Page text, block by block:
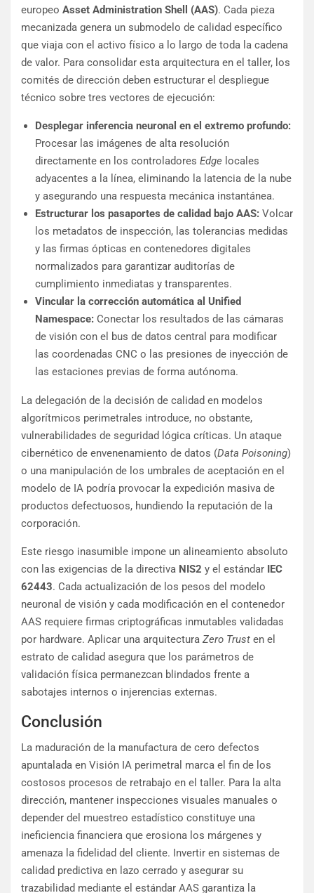
europeo Asset Administration Shell (AAS). Cada pieza
mecanizada genera un submodelo de calidad específico
que viaja con el activo físico a lo largo de toda la cadena
de valor. Para consolidar esta arquitectura en el taller, los
comités de dirección deben estructurar el despliegue
técnico sobre tres vectores de ejecución:
Desplegar inferencia neuronal en el extremo profundo:
Procesar las imágenes de alta resolución
directamente en los controladores Edge locales
adyacentes a la línea, eliminando la latencia de la nube
y asegurando una respuesta mecánica instantánea.
Estructurar los pasaportes de calidad bajo AAS: Volcar
los metadatos de inspección, las tolerancias medidas
y las firmas ópticas en contenedores digitales
normalizados para garantizar auditorías de
cumplimiento inmediatas y transparentes.
Vincular la corrección automática al Unified
Namespace: Conectar los resultados de las cámaras
de visión con el bus de datos central para modificar
las coordenadas CNC o las presiones de inyección de
las estaciones previas de forma autónoma.
La delegación de la decisión de calidad en modelos
algorítmicos perimetrales introduce, no obstante,
vulnerabilidades de seguridad lógica críticas. Un ataque
cibernético de envenenamiento de datos (Data Poisoning)
o una manipulación de los umbrales de aceptación en el
modelo de IA podría provocar la expedición masiva de
productos defectuosos, hundiendo la reputación de la
corporación.
Este riesgo inasumible impone un alineamiento absoluto
con las exigencias de la directiva NIS2 y el estándar IEC
62443. Cada actualización de los pesos del modelo
neuronal de visión y cada modificación en el contenedor
AAS requiere firmas criptográficas inmutables validadas
por hardware. Aplicar una arquitectura Zero Trust en el
estrato de calidad asegura que los parámetros de
validación física permanezcan blindados frente a
sabotajes internos o injerencias externas.
Conclusión
La maduración de la manufactura de cero defectos
apuntalada en Visión IA perimetral marca el fin de los
costosos procesos de retrabajo en el taller. Para la alta
dirección, mantener inspecciones visuales manuales o
depender del muestreo estadístico constituye una
ineficiencia financiera que erosiona los márgenes y
amenaza la fidelidad del cliente. Invertir en sistemas de
calidad predictiva en lazo cerrado y asegurar su
trazabilidad mediante el estándar AAS garantiza la